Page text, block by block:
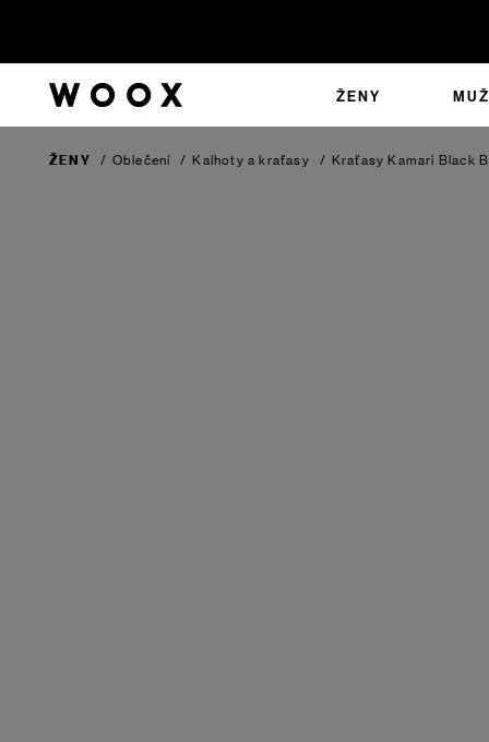
ŽENY MUŽI
ŽENY / Oblečení / Kalhoty a kraťasy / Kraťasy Kamari Black